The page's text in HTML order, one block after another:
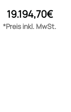
19.194,70€
*Preis inkl. MwSt.